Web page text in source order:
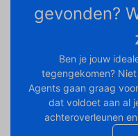
gevonden?
Ben je jouw
tegengekomen?
Agents gaan graag
dat voldoet aan al
achteroverleunen